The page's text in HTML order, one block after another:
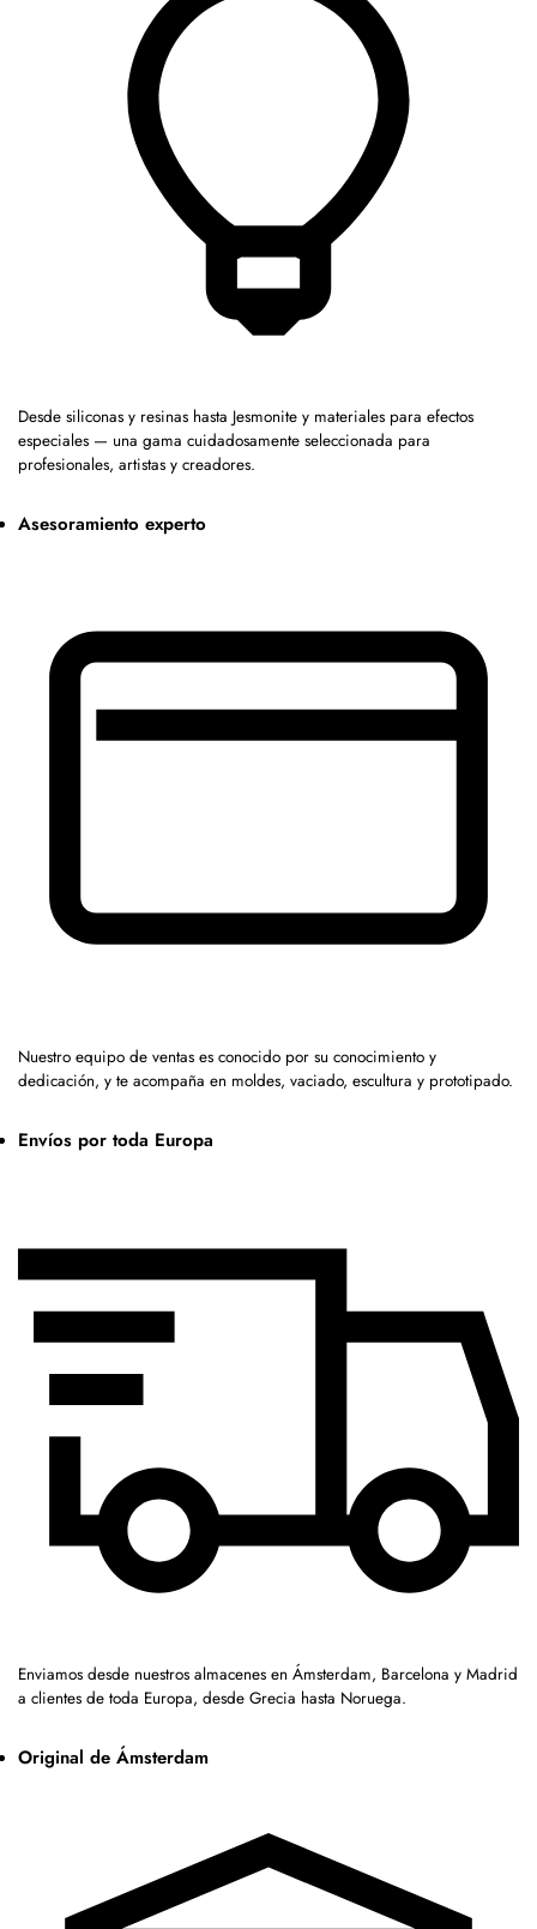
Desde siliconas y resinas hasta Jesmonite y materiales para efectos
especiales — una gama cuidadosamente seleccionada para
profesionales, artistas y creadores.
Asesoramiento experto
Nuestro equipo de ventas es conocido por su conocimiento y
dedicación, y te acompaña en moldes, vaciado, escultura y prototipado.
Envíos por toda Europa
Enviamos desde nuestros almacenes en Ámsterdam, Barcelona y Madrid
a clientes de toda Europa, desde Grecia hasta Noruega.
Original de Ámsterdam